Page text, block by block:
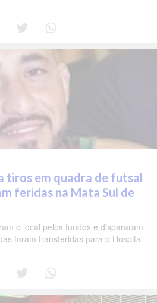
tiros em quadra de futsal
feridas na Mata Sul de
o local pelos fundos e dispararam
foram transferidas para o Hospital